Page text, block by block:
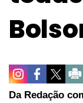
Da Redação